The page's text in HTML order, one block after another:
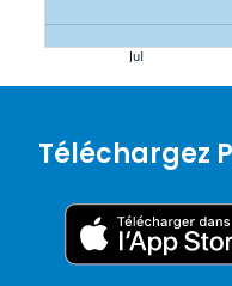
Téléchargez